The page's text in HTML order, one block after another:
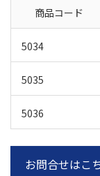
商品コード
5034
5035
5036
お問合せはこ